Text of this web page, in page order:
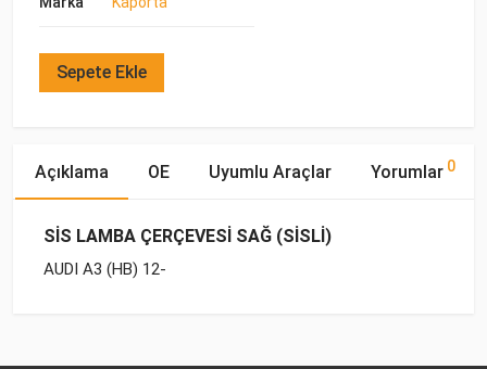
Sepete Ekle
Açıklama OE Uyumlu Araçlar Yorumlar 0
SİS LAMBA ÇERÇEVESİ SAĞ (SİSLİ)
AUDI A3 (HB) 12-